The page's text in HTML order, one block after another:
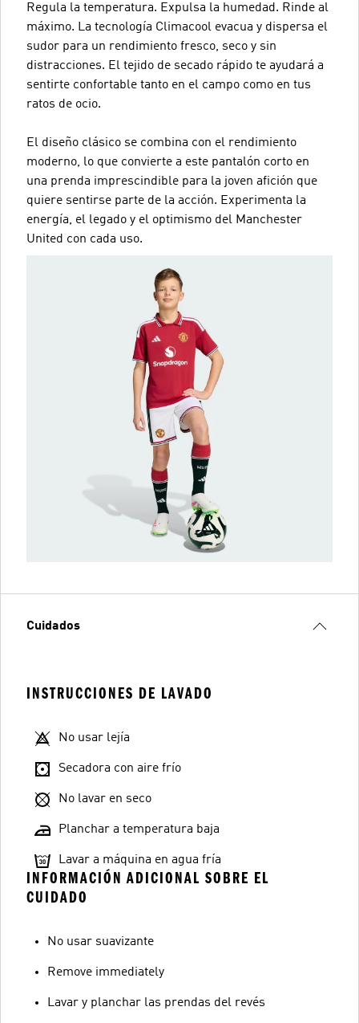
Regula la temperatura. Expulsa la humedad. Rinde al
máximo. La tecnología Climacool evacua y dispersa el
sudor para un rendimiento fresco, seco y sin
distracciones. El tejido de secado rápido te ayudará a
sentirte confortable tanto en el campo como en tus
ratos de ocio.
El diseño clásico se combina con el rendimiento
moderno, lo que convierte a este pantalón corto en
una prenda imprescindible para la joven afición que
quiere sentirse parte de la acción. Experimenta la
energía, el legado y el optimismo del Manchester
United con cada uso.
Cuidados
INSTRUCCIONES DE LAVADO
No usar lejía
Secadora con aire frío
No lavar en seco
Planchar a temperatura baja
Lavar a máquina en agua fría
INFORMACIÓN ADICIONAL SOBRE EL
CUIDADO
No usar suavizante
Remove immediately
Lavar y planchar las prendas del revés